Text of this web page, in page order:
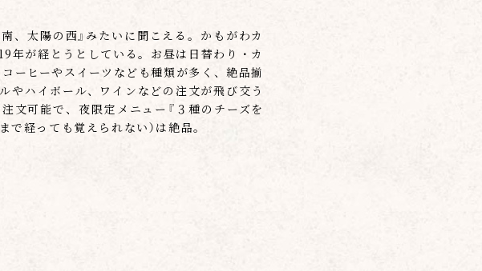
、太陽の西』みたいに聞こえる。かもがわカ
年が経とうとしている。お昼は日替わり・カ
ーヒーやスイーツなども種類が多く、絶品揃
やハイボール、ワインなどの注文が飛び交う
文可能で、夜限定メニュー『３種のチーズを
経っても覚えられない）は絶品。